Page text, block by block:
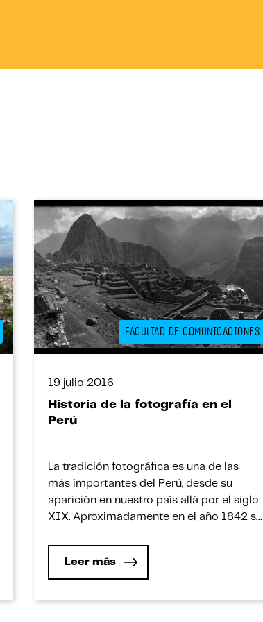
FACULTAD DE COMUNICACIONES
19 julio 2016
Historia de la fotografía en el
Perú
La tradición fotográfica es una de las
más importantes del Perú, desde su
aparición en nuestro país allá por el siglo
XIX. Aproximadamente en el año 1842 se
serán estudiadas por historiadores e
debido a su aporte como […]
Leer más